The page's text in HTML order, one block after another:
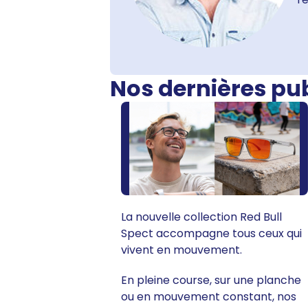
Nos dernières
La nouvelle collection Red Bull
Spect accompagne tous ceux qui
vivent en mouvement.
En pleine course, sur une planche
ou en mouvement constant, nos